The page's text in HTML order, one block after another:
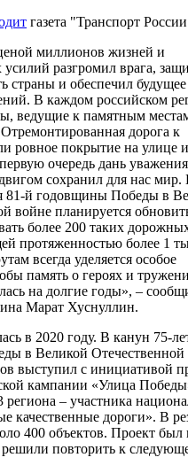
газета "Транспорт
миллионов жизней и
разгромил врага,
страны и обеспечил
В каждом российском
ведущие к памятным
дорога к
ровное покрытие на улице
очередь дань
сохранил для нас мир.
81-й годовщины Победы в
войне планируется
более 200 таких
протяженностью более 1
всегда уделяется особое
память о героях и
на долгие годы», –
Марат Хуснуллин.
в 2020 году. В канун 75-
в Великой Отечественной
выступил с инициативой
кампании «Улица
региона – участника
качественные дороги». В
400 объектов. Проект был
повторить к